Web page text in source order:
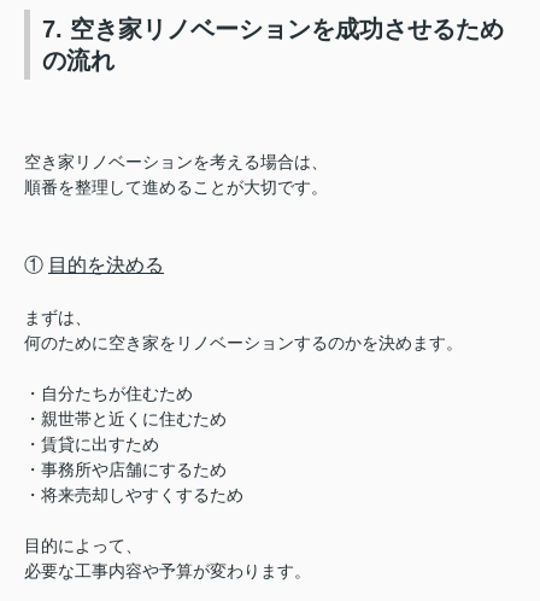
7. 空き家リノベーションを成功させるため
の流れ
空き家リノベーションを考える場合は、
順番を整理して進めることが大切です。
① 目的を決める
まずは、
何のために空き家をリノベーションするのかを決めます。
・自分たちが住むため
・親世帯と近くに住むため
・賃貸に出すため
・事務所や店舗にするため
・将来売却しやすくするため
目的によって、
必要な工事内容や予算が変わります。